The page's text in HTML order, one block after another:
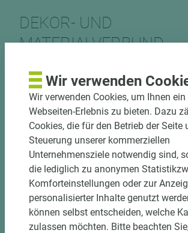
DEKOR- UND
MATERIALVERBUND
DOWNLOADS
Wir verwenden
Wir verwenden Cookies, um Ihnen
Webseiten-Erlebnis zu bieten. Dazu
Cookies, die für den Betrieb der Seite
Steuerung unserer kommerziellen
Unternehmensziele notwendig sind,
die lediglich zu anonymen
Komforteinstellungen oder zur
personalisierter Inhalte genutzt
können selbst entscheiden, welche
zulassen möchten. Bitte beachten